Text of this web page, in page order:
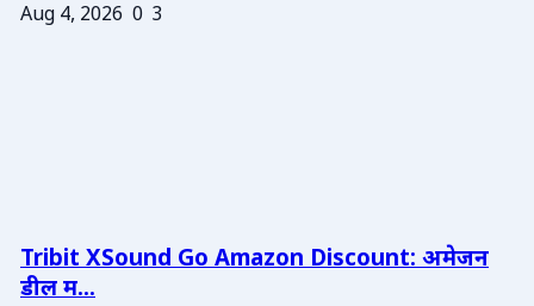
Aug 4, 2026 0 3
Tribit XSound Go Amazon Discount: अमेजन
डील म...